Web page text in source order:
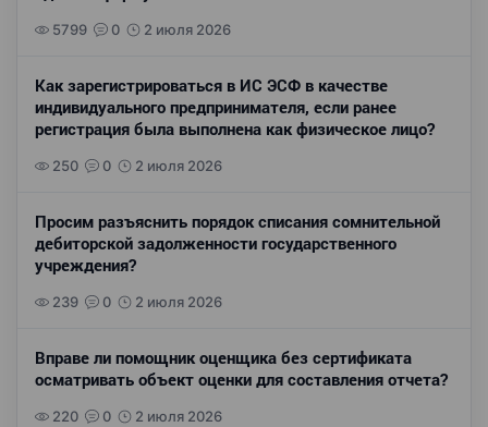
5799 0 2 июля 2026
Как зарегистрироваться в ИС ЭСФ в качестве
индивидуального предпринимателя, если ранее
регистрация была выполнена как физическое лицо?
250 0 2 июля 2026
Просим разъяснить порядок списания сомнительной
дебиторской задолженности государственного
учреждения?
239 0 2 июля 2026
Вправе ли помощник оценщика без сертификата
осматривать объект оценки для составления отчета?
220 0 2 июля 2026